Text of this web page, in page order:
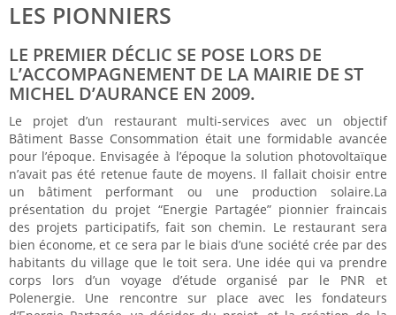
LES PIONNIERS
LE PREMIER DÉCLIC SE POSE LORS DE
L’ACCOMPAGNEMENT DE LA MAIRIE DE ST
MICHEL D’AURANCE EN 2009.
Le projet d’un restaurant multi-services avec un objectif
Bâtiment Basse Consommation était une formidable avancée
pour l’époque. Envisagée à l’époque la solution photovoltaïque
n’avait pas été retenue faute de moyens. Il fallait choisir entre
un bâtiment performant ou une production solaire.La
présentation du projet “Energie Partagée” pionnier fraincais
des projets participatifs, fait son chemin. Le restaurant sera
bien économe, et ce sera par le biais d’une société crée par des
habitants du village que le toit sera. Une idée qui va prendre
corps lors d’un voyage d’étude organisé par le PNR et
Polenergie. Une rencontre sur place avec les fondateurs